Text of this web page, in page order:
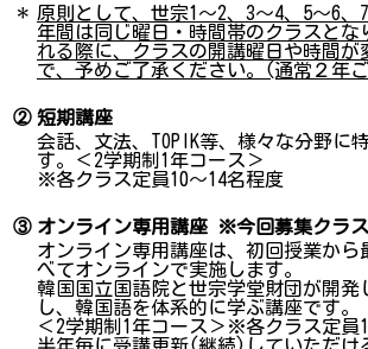
＊ 原則として、世宗1～2、3～4、5～6、
年間は同じ曜日・時間帯のクラスとな
れる際に、クラスの開講曜日や時間が
で、予めご了承ください。(通常２年
② 短期講座
会話、文法、TOPIK等、様々な分野に
す。＜2学期制1年コース＞
※各クラス定員10～14名程度
③ オンライン専用講座 ※今回募集クラ
オンライン専用講座は、初回授業から
べてオンラインで実施します。
韓国国立国語院と世宗学堂財団が開発
し、韓国語を体系的に学ぶ講座です。
＜2学期制1年コース＞※各クラス定員